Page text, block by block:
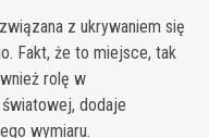
z ukrywaniem się
Fakt, że to miejsce, tak
rolę w
dodaje
wymiaru.